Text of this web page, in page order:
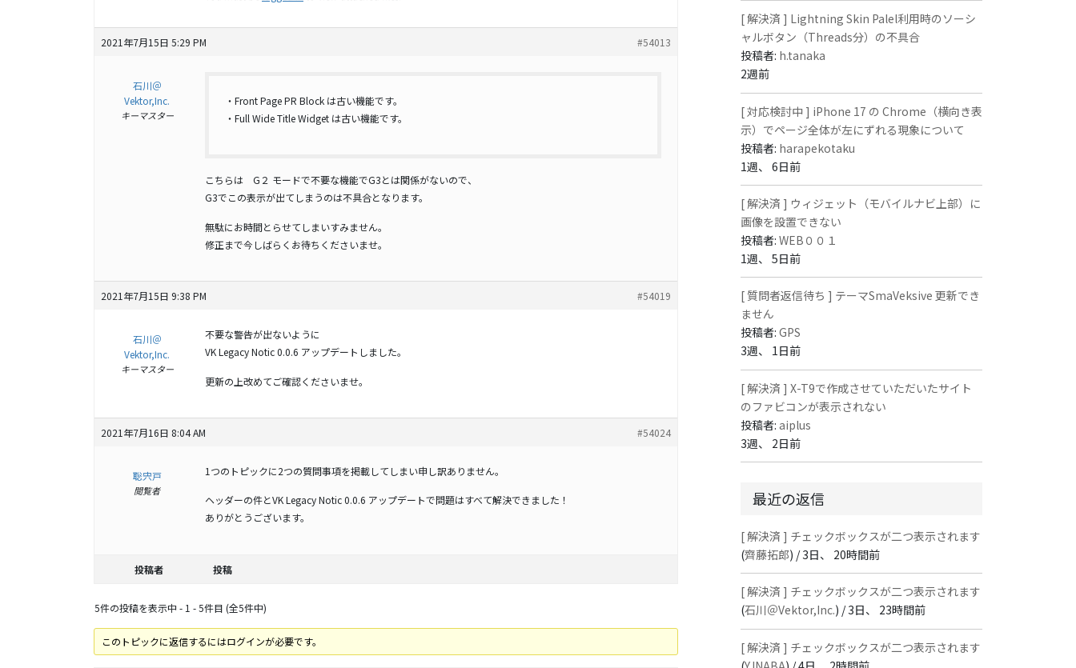
2021年7月15日 5:29 PM #54013
石川＠
Vektor,Inc.
キーマスター
・Front Page PR Block は古い機能です。
・Full Wide Title Widget は古い機能です。
こちらは G２ モードで不要な機能でG3とは関係がないので、
G3でこの表示が出てしまうのは不具合となります。
無駄にお時間とらせてしまいすみません。
修正まで今しばらくお待ちくださいませ。
2021年7月15日 9:38 PM #54019
石川＠
Vektor,Inc.
キーマスター
不要な警告が出ないように
VK Legacy Notic 0.0.6 アップデートしました。
更新の上改めてご確認くださいませ。
2021年7月16日 8:04 AM #54024
聡宍戸
閲覧者
1つのトピックに2つの質問事項を掲載してしまい申し訳ありません。
ヘッダーの件とVK Legacy Notic 0.0.6 アップデートで問題はすべて解決できました！
ありがとうございます。
投稿者 投稿
5件の投稿を表示中 - 1 - 5件目 (全5件中)
このトピックに返信するにはログインが必要です。
[ 解決済 ] Lightning Skin Palel利用時のソーシ
ャルボタン（Threads分）の不具合
投稿者: h.tanaka
2週前
[ 対応検討中 ] iPhone 17 の Chrome（横向き表
示）でページ全体が左にずれる現象について
投稿者: harapekotaku
1週、 6日前
[ 解決済 ] ウィジェット（モバイルナビ上部）に
画像を設置できない
投稿者:WEB００１
1週、 5日前
[ 質問者返信待ち ] テーマSmaVeksive 更新でき
ません
投稿者:GPS
3週、 1日前
[ 解決済 ] X-T9で作成させていただいたサイト
のファビコンが表示されない
投稿者:aiplus
3週、 2日前
最近の返信
[ 解決済 ] チェックボックスが二つ表示されます
(齊藤拓郎) /3日、 20時間前
[ 解決済 ] チェックボックスが二つ表示されます
(石川＠Vektor,Inc.) /3日、 23時間前
[ 解決済 ] チェックボックスが二つ表示されます